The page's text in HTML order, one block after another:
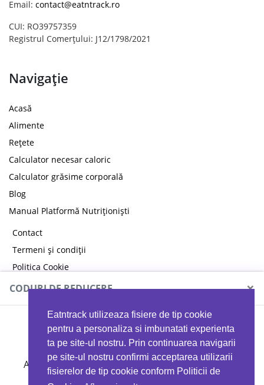
Eatntrack utilizeaza fisiere de tip cookie
pentru a personaliza si imbunatati experienta
ta pe site-ul nostru. Prin continuarea navigarii
pe site-ul nostru confirmi acceptarea utilizarii
fisierelor de tip cookie conform Politicii de
Email: contact@eatntrack.ro
CUI: RO39757359
Registrul Comerțului: J12/1798/2021
Navigație
Acasă
Alimente
Rețete
Calculator necesar caloric
Calculator grăsime corporală
Blog
Manual Platformă Nutriționiști
Contact
Termeni și condiții
Politica Cookie
Politica de confidențialitate
CODURI DE REDUCERE ×
MYPROTEIN
Ai 40%reducere la orice comandă folosind codul
EATTRACK